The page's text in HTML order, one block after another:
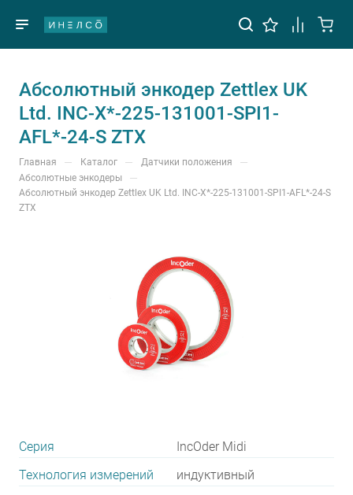
Абсолютный энкодер Zettlex UK
Ltd. INC-X*-225-131001-SPI1-
AFL*-24-S ZTX
Главная — Каталог — Датчики положения —
Абсолютные энкодеры —
Абсолютный энкодер Zettlex UK Ltd. INC-X*-225-131001-SPI1-AFL*-24-S
ZTX
Серия
IncOder Midi
Технология измерений
индуктивный